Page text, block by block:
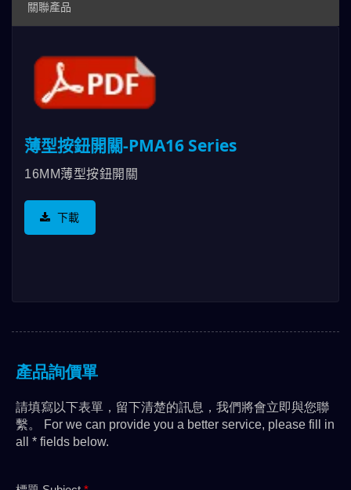
關聯產品
薄型按鈕開關-PMA16 Series
16MM薄型按鈕開關
下載